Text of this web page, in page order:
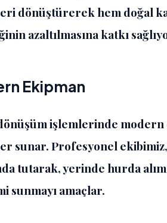
dönüştürerek hem doğal
azaltılmasına katkı
Ekipman
işlemlerinde
sunar. Profesyonel
tutarak, yerinde hurda
sunmayı amaçlar.